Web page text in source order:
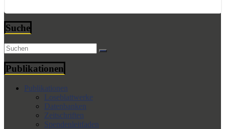
Suche
Publikationen
Publikationen
Loseblattwerke
Datenbanken
Zeitschriften
Spendenleitfaden